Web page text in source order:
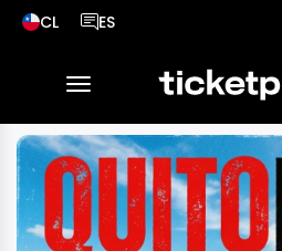
CL
País seleccionado, cambiar país
ES
Idioma seleccionado,
desplegar navegación